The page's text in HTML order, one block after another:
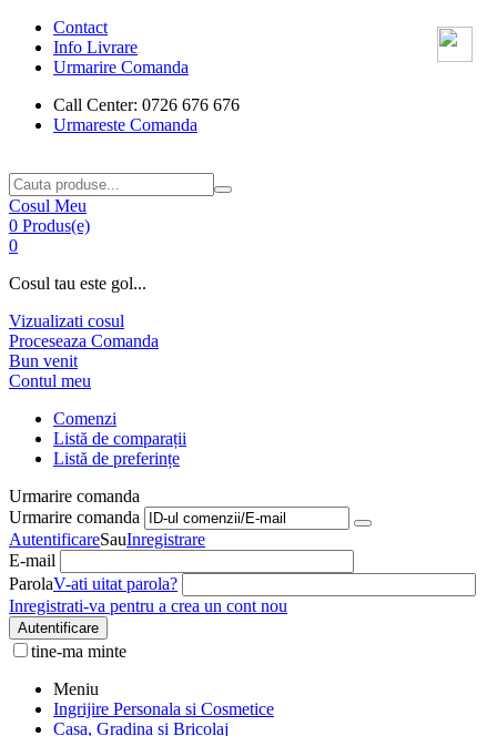
Contact
Info Livrare
Urmarire Comanda
Call Center: 0726 676 676
Urmareste Comanda
Cosul Meu
0 Produs(e)
0
Cosul tau este gol...
Vizualizati cosul
Proceseaza Comanda
Bun venit
Contul meu
Comenzi
Listă de comparații
Listă de preferințe
Urmarire comanda
Urmarire comanda
AutentificareSauInregistrare
E-mail
ParolaV-ati uitat parola?
Inregistrati-va pentru a crea un cont nou
Autentificare
tine-ma minte
Meniu
Ingrijire Personala si Cosmetice
Casa, Gradina si Bricolaj